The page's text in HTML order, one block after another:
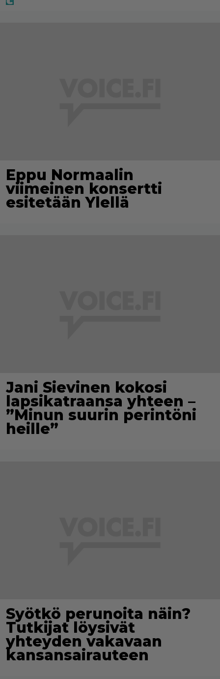
Eppu Normaalin
viimeinen konsertti
esitetään Ylellä
Jani Sievinen kokosi
lapsikatraansa yhteen –
”Minun suurin perintöni
heille”
Syötkö perunoita näin?
Tutkijat löysivät
yhteyden vakavaan
kansansairauteen